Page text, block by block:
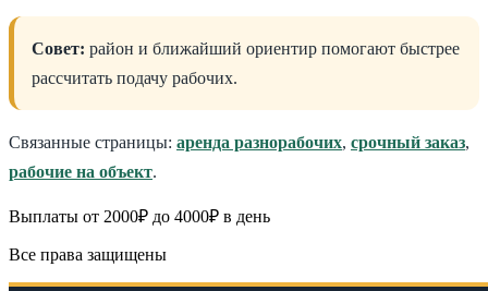
Совет: район и ближайший ориентир помогают быстрее
рассчитать подачу рабочих.
Связанные страницы: аренда разнорабочих, срочный заказ,
рабочие на объект.
Выплаты от 2000₽ до 4000₽ в день
Все права защищены